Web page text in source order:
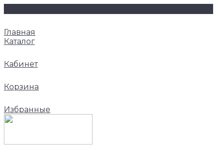
Главная
Каталог
Кабинет
Корзина
Избранные